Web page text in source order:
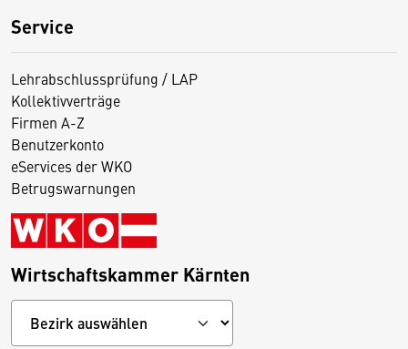
Service
Lehrabschlussprüfung / LAP
Kollektivverträge
Firmen A-Z
Benutzerkonto
eServices der WKO
Betrugswarnungen
Wirtschaftskammer Kärnten